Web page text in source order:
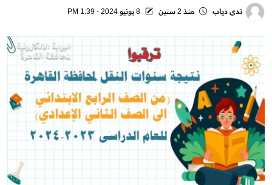
الرياضة
مال وأعمال
تقنية
التعليم
منوعات
ندى دياب منذ 2 سنين 8 يونيو 2024 - 1:39 PM